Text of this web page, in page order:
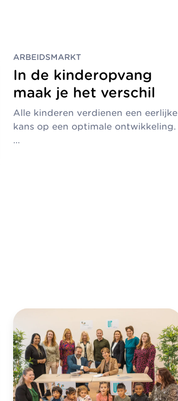
ARBEIDSMARKT
In de kinderopvang
maak je het verschil
Alle kinderen verdienen een eerlijke
kans op een optimale ontwikkeling.
…